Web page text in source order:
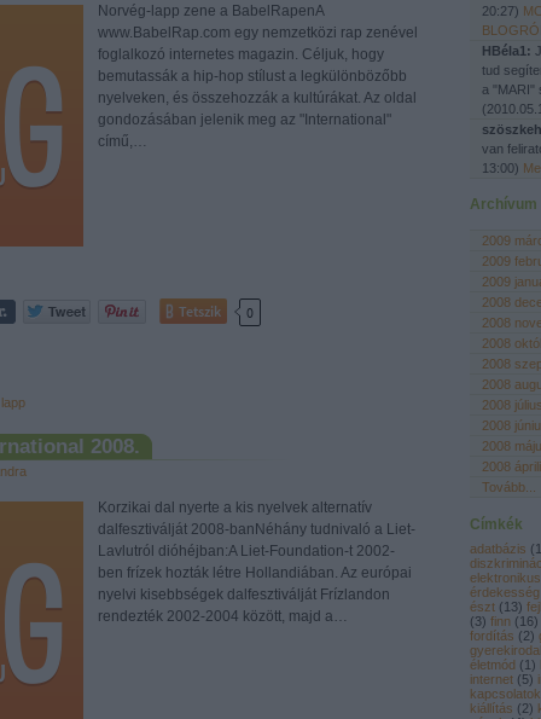
20:27)
HBéla1:
tud
a "MARI"
(
van
13:00)
Archívum
2009
2009
2009
2008
2008
2008
2008
2008
2008
2008
2008
2008
Tovább
Címkék
adatbázis (1
elektronikus
érdekesség
észt (13)
(3) finn (16)
fordítás (2)
életmód (1)
internet (5)
kapcsolatok
kiállítás (2)
Norvég-lapp zene a BabelRapenA
www.BabelRap.com egy nemzetközi rap zenével
foglalkozó internetes magazin. Céljuk, hogy
bemutassák a hip-hop stílust a legkülönbözőbb
nyelveken, és összehozzák a kultúrákat. Az oldal
gondozásában jelenik meg az "International"
című,…
Tetszik 0
lapp
2008.
Korzikai dal nyerte a kis nyelvek alternatív
dalfesztiválját 2008-banNéhány tudnivaló a Liet-
Lavlutról dióhéjban:A Liet-Foundation-t 2002-
ben frízek hozták létre Hollandiában. Az európai
nyelvi kisebbségek dalfesztiválját Frízlandon
rendezték 2002-2004 között, majd a…